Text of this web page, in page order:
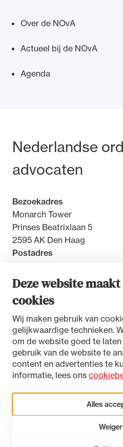
Deze website
cookies
Wij maken gebruik van
gelijkwaardige technieken.
om de website goed te
gebruik van de website te
content en advertenties te
informatie, lees ons
Alles
Over de NOvA
Actueel bij de NOvA
Agenda
Bezoek- en
Nederlandse
advocaten
Bezoekadres
Monarch Tower
Prinses Beatrixlaan 5
2595 AK Den Haag
Postadres
2500 GW Den Haag
Toegankelijkheidsverklaring
Disclaimer
Ondersteuning voor
het